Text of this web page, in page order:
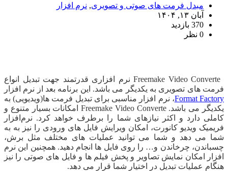
مبدل فرمت های صوتی و تصویری, نرم افزار
آبان ۱۳, ۱۴۰۴
370 بازدید
0 نظر
Freemake Video Converte نرم افزاری قدرتمند جهت تبدیل انواع
فرمت های تصویری به یکدیگر می باشد. این برنامه بعد از نرم افزار
Format Factory، نرم افزار مناسبی برای تبدیل فرمت ها(ویدیویی) به
یکدیگر می باشد. Freemake Video Converte امکانات بسیار متنوع و
کاملی دارد و اکثر نیازهای شما را برطرف خواهد کرد. نرم‌افزار
فریمیک ویدیو کانورت، امکان ویرایش فایل های ورودی را نیز به به
شما می دهد و شما می توانید عملیات های مختلف مثل برش،
چسباندن، چرخاندن و… را روی فایل ها انجام دهید. همچنین این نرم
افزار امکان نمایش تصاویر و پخش فیلم ها و فایل های صوتی را نیز
هنگام عملیات تبدیل در اختیار شما قرار می دهد.